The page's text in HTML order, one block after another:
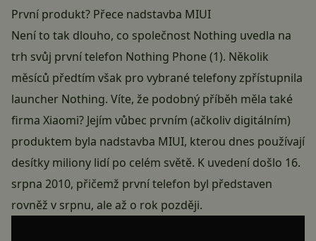
První produkt? Přece nadstavba MIUI
Není to tak dlouho, co společnost Nothing uvedla na
trh svůj první telefon Nothing Phone (1). Několik
měsíců předtím však pro vybrané telefony zpřístupnila
launcher Nothing. Víte, že podobný příběh měla také
firma Xiaomi? Jejím vůbec prvním (ačkoliv digitálním)
produktem byla nadstavba MIUI, kterou dnes používají
desítky miliony lidí po celém světě. K uvedení došlo 16.
srpna 2010, přičemž první telefon byl představen
rovněž v srpnu, ale až o rok později.